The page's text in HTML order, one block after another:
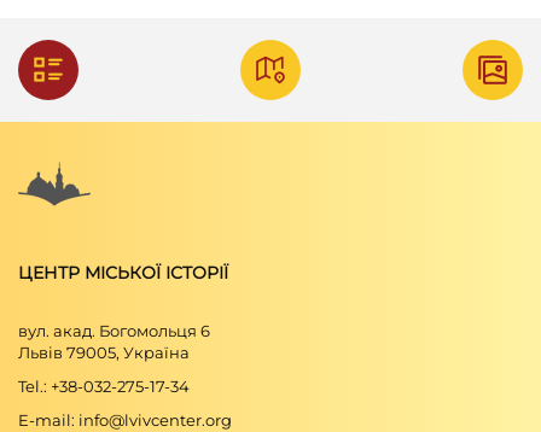
ЦЕНТР МІСЬКОЇ ІСТОРІЇ
вул. акад. Богомольця 6
Львів 79005, Україна
Tel.: +38-032-275-17-34
E-mail: info@lvivcenter.org